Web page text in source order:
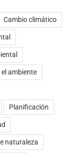
Cambio climático
ambiente
Planificación
naturaleza